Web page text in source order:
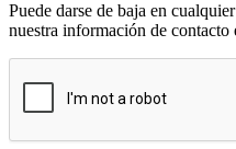
Puede darse de baja en
nuestra información de contacto